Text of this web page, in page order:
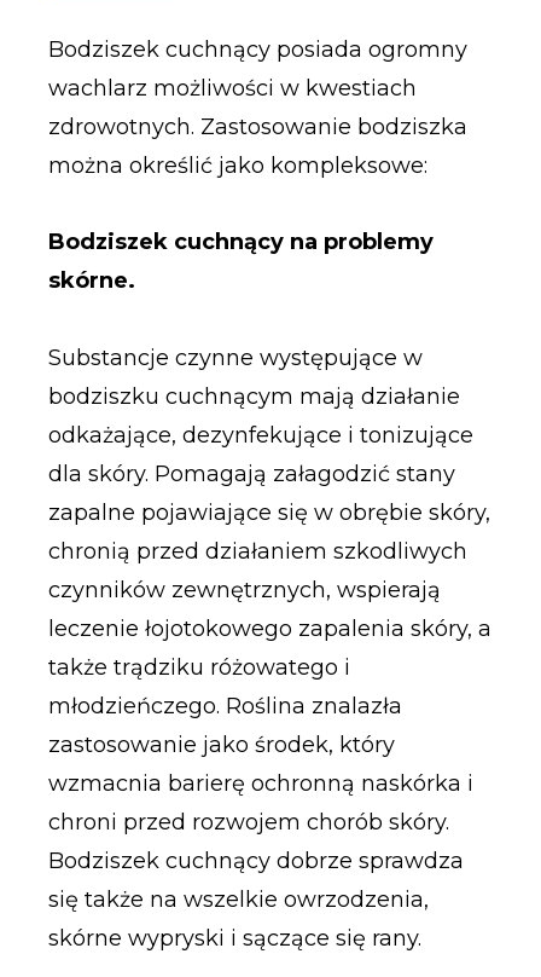
Bodziszek cuchnący posiada ogromny
wachlarz możliwości w kwestiach
zdrowotnych. Zastosowanie bodziszka
można określić jako kompleksowe:
Bodziszek cuchnący na problemy
skórne.
Substancje czynne występujące w
bodziszku cuchnącym mają działanie
odkażające, dezynfekujące i tonizujące
dla skóry. Pomagają załagodzić stany
zapalne pojawiające się w obrębie skóry,
chronią przed działaniem szkodliwych
czynników zewnętrznych, wspierają
leczenie łojotokowego zapalenia skóry, a
także trądziku różowatego i
młodzieńczego. Roślina znalazła
zastosowanie jako środek, który
wzmacnia barierę ochronną naskórka i
chroni przed rozwojem chorób skóry.
Bodziszek cuchnący dobrze sprawdza
się także na wszelkie owrzodzenia,
skórne wypryski i sączące się rany.